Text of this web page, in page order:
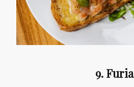
9. Furia